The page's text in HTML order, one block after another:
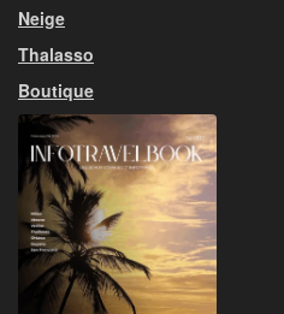
Neige
Thalasso
Boutique